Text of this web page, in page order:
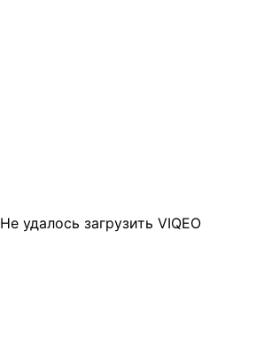
Не удалось загрузить VIQEO